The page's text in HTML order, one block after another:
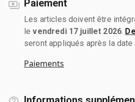
Paiement
Les articles doivent être
levendredi 17 juillet 2026
seront appliqués après la date
Paiements